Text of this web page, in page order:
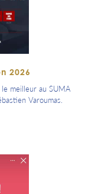
2026
meilleur au SUMA
Varoumas.